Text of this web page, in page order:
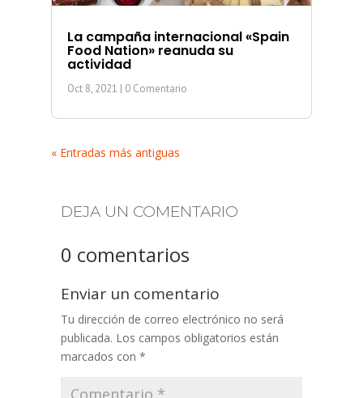
La campaña internacional «Spain
Food Nation» reanuda su
actividad
Oct 8, 2021 | 0 Comentario
« Entradas más antiguas
DEJA UN COMENTARIO
0 comentarios
Enviar un comentario
Tu dirección de correo electrónico no será
publicada. Los campos obligatorios están
marcados con *